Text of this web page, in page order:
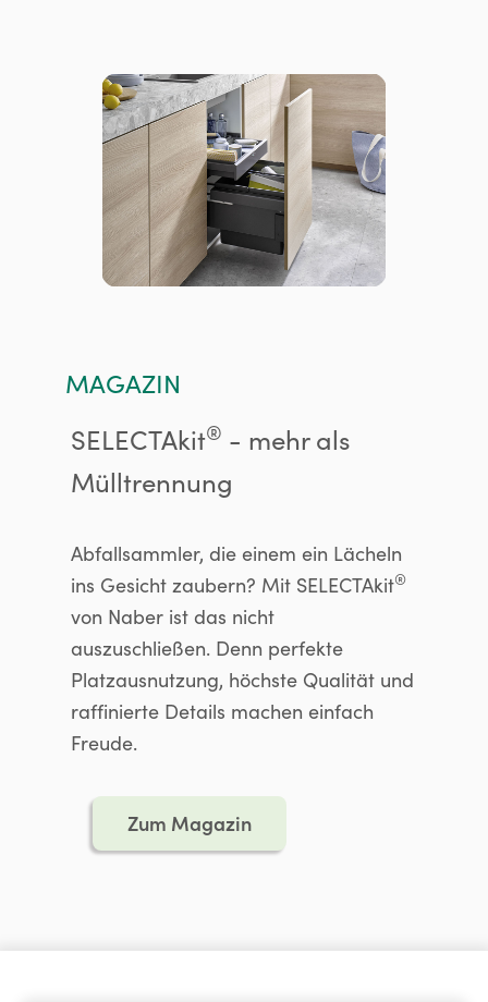
MAGAZIN
SELECTAkit® - mehr als
Mülltrennung
Abfallsammler, die einem ein Lächeln
ins Gesicht zaubern? Mit SELECTAkit®
von Naber ist das nicht
auszuschließen. Denn perfekte
Platzausnutzung, höchste Qualität und
raffinierte Details machen einfach
Freude.
Zum Magazin